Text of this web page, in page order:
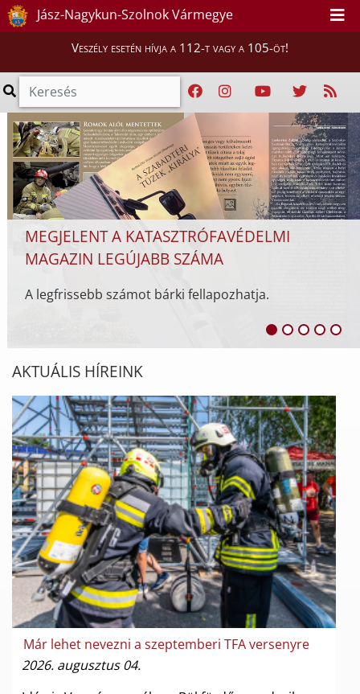
Jász-Nagykun-Szolnok Vármegye
Veszély esetén hívja a 112-t vagy a 105-öt!
MEGJELENT A KATASZTRÓFAVÉDELMI
MAGAZIN LEGÚJABB SZÁMA
A legfrissebb számot bárki fellapozhatja.
AKTUÁLIS HÍREINK
Már lehet nevezni a szeptemberi TFA versenyre
2026. augusztus 04.